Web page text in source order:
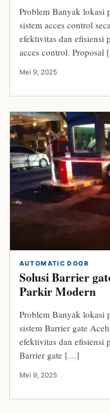
Problem Banyak lokasi
sistem acces control
efektivitas dan efisiensi
acces control.
Mei 9, 2025
AUTOMATIC DOOR
Solusi Barrier
Parkir Modern
Problem Banyak lokasi
sistem Barrier gate
efektivitas dan efisiensi
Barrier gate […]
Mei 9, 2025